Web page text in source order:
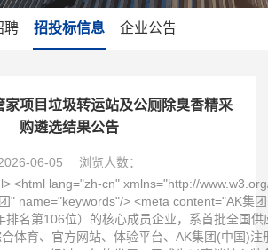
聘 招投标信息 企业公告
家项目垃圾转运站及公厕除臭香精采
购遴选结果公告
06-05
浏览人数：
> <meta content="telephone=no,email=no" name="format-detection"/> <meta content="pc,mobile" name="applicable-device"/> <meta content="no-transform" http-equiv="Cache-Control"/> <script type="text/javascript">(function(){if(window.outerWidth>1024||!window.addEventListener){return;} var w=document.getElementById('WebViewport');var dw=w.content;var em=true;function orientation(){if(window.orientation!=0){var width,scale;if(em){if(screen.width<767){return;} width=767;scale=1.06;}else{width=1201;scale=0.65;} w.content='width='+width+'px, initial-scale='+scale+', minimum-scale='+scale+', maximum-scale='+scale+', user-scalable=no, viewport-fit=cover, minimal-ui';}else{if(em){w.content=dw;}else{var scale=screen.width<=320?'0.25':'0.3';w.content='width=1200px, initial-scale='+scale+', minimum-scale='+scale+', maximum-scale=1.0, user-scalable=no, viewport-fit=cover, minimal-ui';}}} this.addEventListener('orientationchange',function(){if(/Apple/.test(navigator.vendor||'')||navigator.userAgent.indexOf('Safari')>=0){return;};setTimeout(function(){var fullscrren=window.fullscrren||document.fullscreen;if(!fullscrren)document.location.reload();},20);});orientation();})();</script> <link href="https://rc0.zihu.com/g5/M00/43/0A/CgAGbGi_pA2ALAqpAAAFreTCRD8034.css" id="css__site_lhjs" rel="stylesheet" type="text/css"/> <link href="https://rc1.zihu.com/js/pb/slick-1.8.0/slick.min.css" id="slick.min.css" rel="stylesheet" type="text/css"/> <link href="https://rc1.zihu.com/css/respond/site.respond.measure-tg-2.0.min.css" id="respond_measure2" rel="stylesheet" type="text/css"/><link href="https://rc0.zihu.com/g5/M00/54/11/CgAGbGoeldiAVMCrAAFOW5ZwQe0401.css" id="css__index" rel="stylesheet" type="text/css"/><link href="/wanboguanwangmanbetx/Images/logo.ico" rel="bookmark"/> <link href="/wanboguanwangmanbetx/Images/logo.ico" rel="shortcut icon"/> <script id="visit" type="text/javascript">var userAgent=navigator.userAgent;if(/MSIE\s+[5678]\./.test(userAgent)){location.href="/Admin/Design/Edition.html?type=2";};var _jtime=new Date();function jsLoad(){window.jLoad=new Date()-_jtime;}function jsError(){window.jLoad=-1;} </script> <script id="publicjs" onerror="jsError()" onload="jsLoad()" src="https://rc1.zihu.com/js/pb/3/public.1.6.js" type="text/javascript"></script> <script type="text/javascript">$(function (){ var device = page.currentDevice(); //pc头部导航下拉 $(".xg_menu>ul .xg_menuUl2").css({"left":"50%","margin-left":"-70px"}); //手机搜索 $(".p1721mf1721-06c2a2395624215a0").click(function (){ if ($(this).hasClass("search_curr")) { $(this).removeClass("search_curr"); $("#if17210b41bfded75c8c2b3").slideUp(); }else if (!$(this).hasClass("search_curr")){ $(this).addClass("search_curr"); $("#if17210b41bfded75c8c2b3").slideDown(); } }); //底部所属企业 if (device == 1) { $("#if17200f7979840a5d0206a").css({"position":"absolute","left":"0px","bottom":"39px"}) } $("#if17200f7979840a5d0206a").height("210px"); $("#if17200d0fa6020eb6c2098").click(function (){ if ($(this).hasClass("openbtn_curr")) {